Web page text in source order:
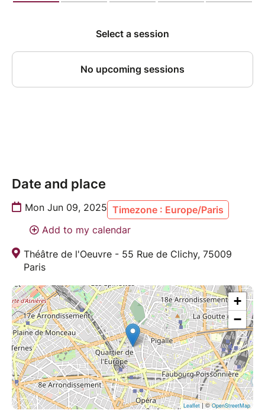
Date and place
Mon Jun 09, 2025 Timezone : Europe/Paris
Add to my calendar
Théâtre de l'Oeuvre - 55 Rue de Clichy, 75009
Paris
+
−
Leaflet| ©OpenStreetMap